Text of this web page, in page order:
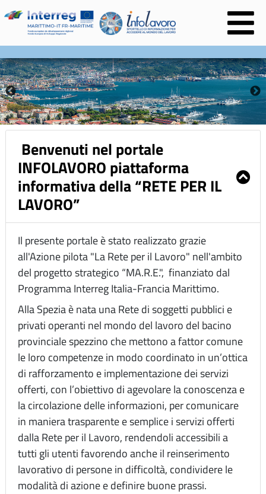
Benvenuti nel portale
INFOLAVORO piattaforma
informativa della “RETE PER IL
LAVORO”
Il presente portale è stato realizzato grazie
all'Azione pilota "La Rete per il Lavoro" nell'ambito
del progetto strategico “MA.R.E.", finanziato dal
Programma Interreg Italia-Francia Marittimo.
Alla Spezia è nata una Rete di soggetti pubblici e
privati operanti nel mondo del lavoro del bacino
provinciale spezzino che mettono a fattor comune
le loro competenze in modo coordinato in un’ottica
di rafforzamento e implementazione dei servizi
offerti, con l’obiettivo di agevolare la conoscenza e
la circolazione delle informazioni, per comunicare
in maniera trasparente e semplice i servizi offerti
dalla Rete per il Lavoro, rendendoli accessibili a
tutti gli utenti favorendo anche il reinserimento
lavorativo di persone in difficoltà, condividere le
modalità di azione e definire buone prassi.